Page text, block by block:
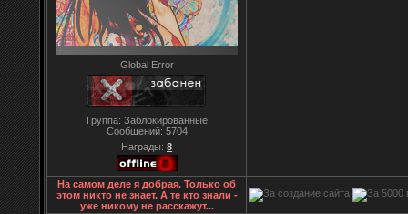
Global Error
Группа: Заблокированные
Сообщений: 5704
Награды: 8
На самом деле я добрая. Только об
этом никто не знает. А те кто знали -
уже никому не расскажут...